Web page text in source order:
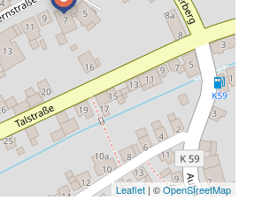
Leaflet | ©OpenStreetMap